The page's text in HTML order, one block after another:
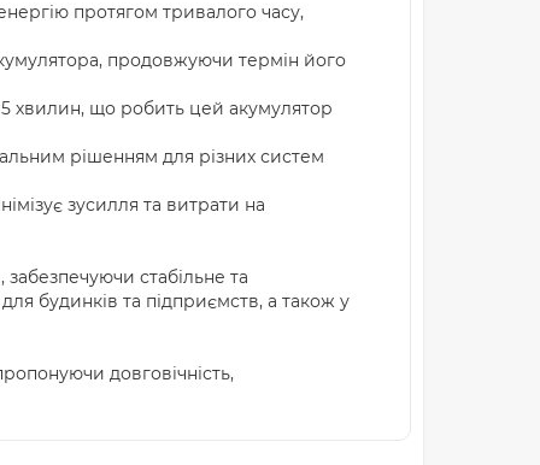
протягом тривалого часу,
продовжуючи термін його
хвилин, що робить цей акумулятор
рішенням для різних систем
зусилля та витрати на
стабільне та
будинків та підприємств, а також у
довговічність,